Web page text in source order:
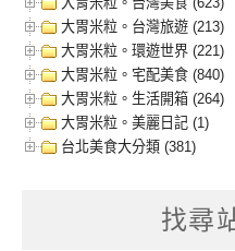
大胃米粒。台灣旅遊 (213)
大胃米粒。環遊世界 (221)
大胃米粒。宅配美食 (840)
大胃米粒。生活開箱 (264)
大胃米粒。美麗日記 (1)
台北美食大分類 (381)
找尋